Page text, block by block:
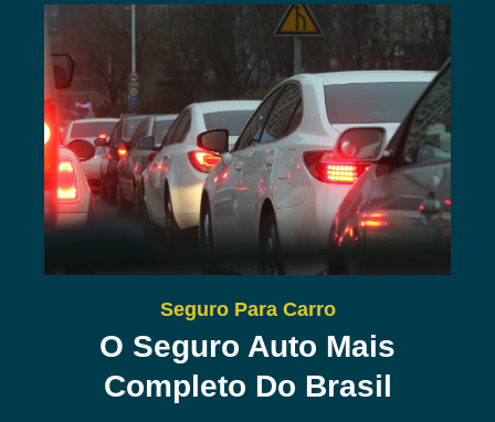
Seguro Para Carro
O Seguro Auto Mais
Completo Do Brasil